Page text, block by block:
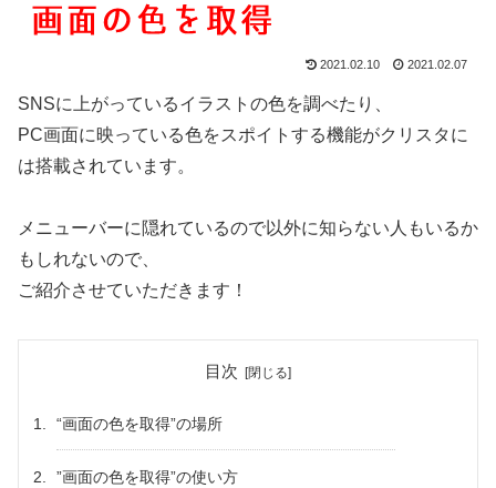
2021.02.10 2021.02.07
SNSに上がっているイラストの色を調べたり、
PC画面に映っている色をスポイトする機能がクリスタに
は搭載されています。
メニューバーに隠れているので以外に知らない人もいるか
もしれないので、
ご紹介させていただきます！
目次
“画面の色を取得”の場所
”画面の色を取得”の使い方